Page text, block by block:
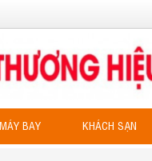
BAY KHÁCH SẠN